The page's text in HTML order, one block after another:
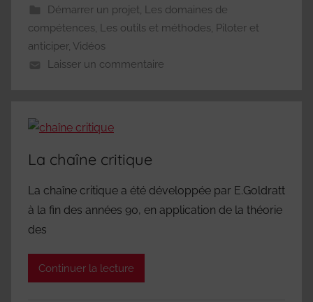
Démarrer un projet, Les domaines de
compétences, Les outils et méthodes, Piloter et
anticiper, Vidéos
Laisser un commentaire
La chaîne critique
La chaîne critique a été développée par E.Goldratt
à la fin des années 90, en application de la théorie
des
Continuer la lecture